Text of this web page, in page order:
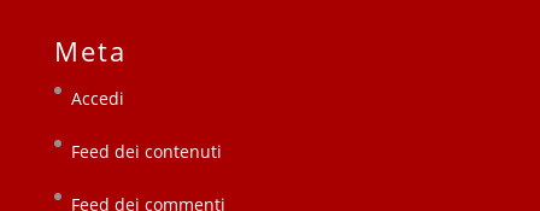
Meta
Accedi
Feed dei contenuti
Feed dei commenti